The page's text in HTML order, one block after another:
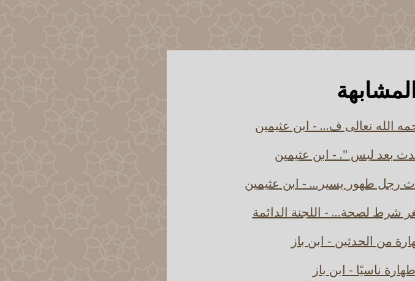
الله تعالى ف... - ابن عثيمين
بعد لبس ". - ابن عثيمين
رجل طهور يسير... - ابن عثيمين
شرط لصحة... - اللجنة الدائمة
من الحدثين - ابن باز
ناسيًا - ابن باز